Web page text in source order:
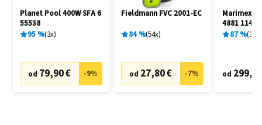
Planet Pool 400W SFA 6
55538
95% 3x
od 79,90 € -9%
Fieldmann FVC 2001-EC
84% 54x
od 27,80 € -7%
Marimex
4881
87% 3
od